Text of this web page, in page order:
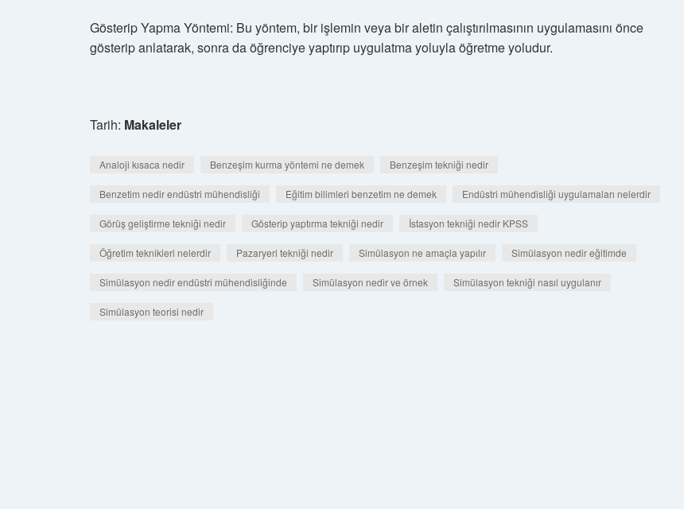
Gösterip Yapma Yöntemi: Bu yöntem, bir işlemin veya bir aletin çalıştırılmasının uygulamasını önce
gösterip anlatarak, sonra da öğrenciye yaptırıp uygulatma yoluyla öğretme yoludur.
Tarih: Makaleler
Analoji kısaca nedir Benzeşim kurma yöntemi ne demek Benzeşim tekniği nedir
Benzetim nedir endüstri mühendisliği Eğitim bilimleri benzetim ne demek Endüstri mühendisliği uygulamaları nelerdir
Görüş geliştirme tekniği nedir Gösterip yaptırma tekniği nedir İstasyon tekniği nedir KPSS
Öğretim teknikleri nelerdir Pazaryeri tekniği nedir Simülasyon ne amaçla yapılır Simülasyon nedir eğitimde
Simülasyon nedir endüstri mühendisliğinde Simülasyon nedir ve örnek Simülasyon tekniği nasıl uygulanır
Simülasyon teorisi nedir